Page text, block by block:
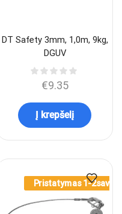
DT Safety 3mm, 1,0m, 9kg,
DGUV
€9.35
Į krepšelį
Pristatymas 1-2sav.